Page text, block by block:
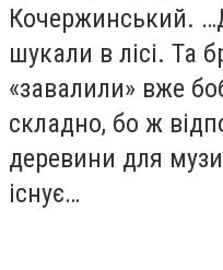
Кочержинський.
шукали в лісі. Та
«завалили» вже
складно, бо ж
деревини для
існує…